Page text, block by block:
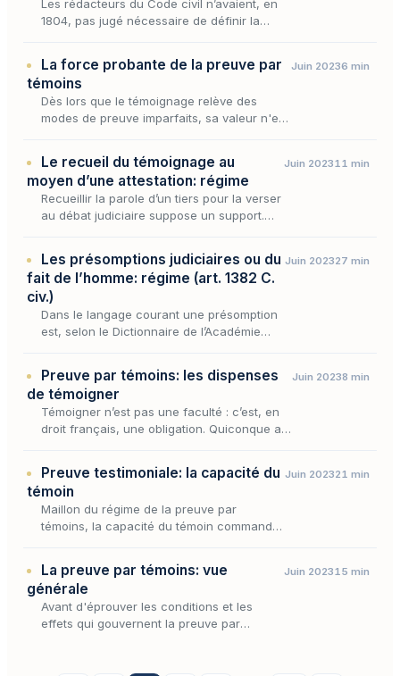
Les rédacteurs du Code civil n’avaient, en
1804, pas jugé nécessaire de définir la
La force probante de la preuve par
témoins
Dès lors que le témoignage relève des
modes de preuve imparfaits, sa valeur n'est
foi ou de l'…
Juin 20236 min
Le recueil du témoignage au
moyen d’une attestation: régime
Recueillir la parole d’un tiers pour la verser
au débat judiciaire suppose un support.
témoins « sont…
Juin 202311 min
Les présomptions judiciaires ou du
fait de l’homme: régime (art. 1382 C.
civ.)
Dans le langage courant une présomption
est, selon le Dictionnaire de l’Académie
probable sans être…
Juin 202327 min
Preuve par témoins: les dispenses
de témoigner
Témoigner n’est pas une faculté : c’est, en
droit français, une obligation. Quiconque a
rapporter…
Juin 20238 min
Preuve testimoniale: la capacité du
témoin
Maillon du régime de la preuve par
témoins, la capacité du témoin commande
personne appelée à dépo…
Juin 202321 min
La preuve par témoins: vue
générale
Avant d'éprouver les conditions et les
effets qui gouvernent la preuve par
Juin 202315 min